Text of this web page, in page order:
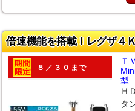
倍速機能を搭載！レグザ４
８／３０まで
Ｔ
型
Ｈ
タ